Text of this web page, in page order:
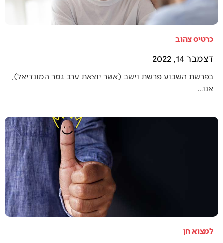
כרטיס צהוב
דצמבר 14, 2022
בפרשת השבוע פרשת וישב (אשר יוצאת ערב גמר המונדיאל),
אנו…
למצוא חן